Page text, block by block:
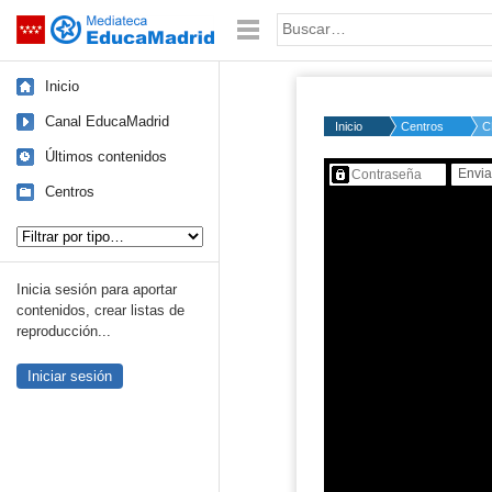
Saltar navegación Palabra o frase:
Inicio
Canal EducaMadrid
Últimos contenidos
Centros
Inicia sesión para aportar
contenidos, crear listas de
reproducción...
Iniciar sesión
Inicio Centros
Contenido protegido…